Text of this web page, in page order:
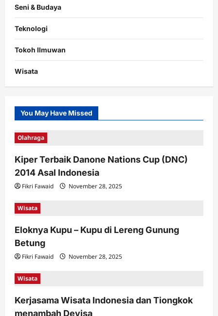
Seni & Budaya
Teknologi
Tokoh Ilmuwan
Wisata
You May Have Missed
Olahraga
Kiper Terbaik Danone Nations Cup (DNC)
2014 Asal Indonesia
Fikri Fawaid November 28, 2025
Wisata
Eloknya Kupu – Kupu di Lereng Gunung
Betung
Fikri Fawaid November 28, 2025
Wisata
Kerjasama Wisata Indonesia dan Tiongkok
menambah Devisa